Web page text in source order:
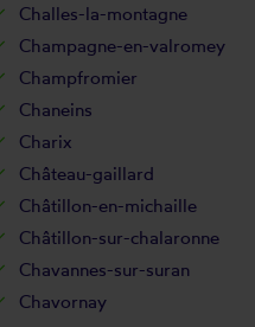
Challes-la-montagne
Champagne-en-valromey
Champfromier
Chaneins
Charix
Château-gaillard
Châtillon-en-michaille
Châtillon-sur-chalaronne
Chavannes-sur-suran
Chavornay